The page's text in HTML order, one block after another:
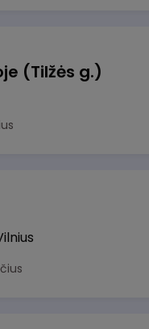
(Tilžės g.)